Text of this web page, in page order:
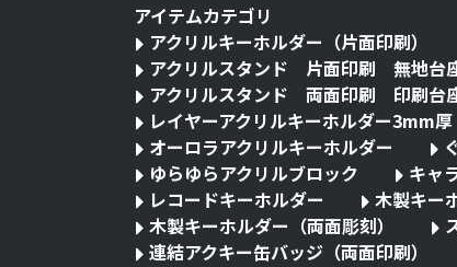
アイテムカテゴリ
アクリルキーホルダー（片面印刷）
アクリルスタンド 片面印刷 無地台
アクリルスタンド 両面印刷 印刷台
レイヤーアクリルキーホルダー3mm厚
オーロラアクリルキーホルダー
ゆらゆらアクリルブロック
キャ
レコードキーホルダー
木製キー
木製キーホルダー（両面彫刻）
連結アクキー缶バッジ（両面印刷）